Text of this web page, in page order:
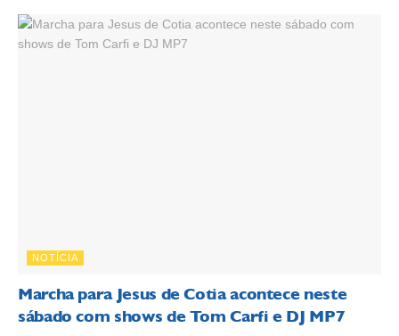
NOTÍCIA
Marcha para Jesus de Cotia acontece neste
sábado com shows de Tom Carfi e DJ MP7